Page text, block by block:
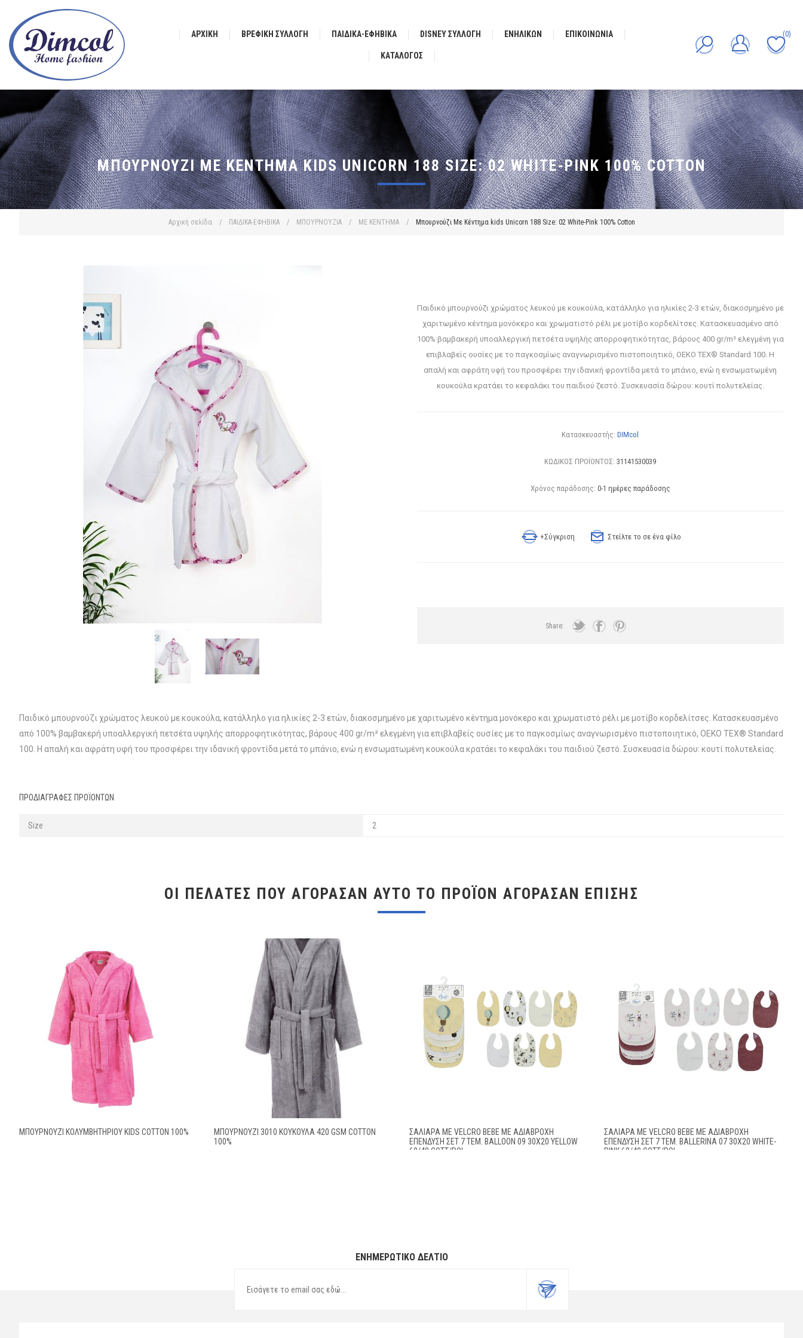
ΑΡΧΙΚΉ ΒΡΕΦΙΚΗ ΣΥΛΛΟΓΗ ΠΑΙΔΙΚΑ-ΕΦΗΒΙΚΑ DISNEY ΣΥΛΛΟΓΗ ΕΝΗΛΙΚΩΝ ΕΠΙΚΟΙΝΩΝΊΑ
ΚΑΤΆΛΟΓΟΣ
(0)
Αρχική σελίδα / ΠΑΙΔΙΚΑ-ΕΦΗΒΙΚΑ / ΜΠΟΥΡΝΟΥΖΙΑ / ΜΕ ΚΕΝΤΗΜΑ / Μπουρνούζι Με Κέντημα kids Unicorn 188 Size: 02 White-Pink 100% Cotton
ΜΠΟΥΡΝΟΎΖΙ ΜΕ ΚΈΝΤΗΜΑ KIDS UNICORN 188 SIZE: 02 WHITE-PINK 100% COTTON
Παιδικό μπουρνούζι χρώματος λευκού με κουκούλα, κατάλληλο για ηλικίες 2-3 ετών, διακοσμημένο με
χαριτωμένο κέντημα μονόκερο και χρωματιστό ρέλι με μοτίβο κορδελίτσες. Κατασκευασμένο από
100% βαμβακερή υποαλλεργική πετσέτα υψηλής απορροφητικότητας, βάρους 400 gr/m² ελεγμένη για
επιβλαβείς ουσίες με το παγκοσμίως αναγνωρισμένο πιστοποιητικό, OEKO TEX® Standard 100. Η
απαλή και αφράτη υφή του προσφέρει την ιδανική φροντίδα μετά το μπάνιο, ενώ η ενσωματωμένη
κουκούλα κρατάει το κεφαλάκι του παιδιού ζεστό. Συσκευασία δώρου: κουτί πολυτελείας.
Κατασκευαστής: DIMcol
ΚΩΔΙΚΟΣ ΠΡΟΪΟΝΤΟΣ: 31141530039
Χρόνος παράδοσης: 0-1 ημέρες παράδοσης
+Σύγκριση Στείλτε το σε ένα φίλο
Share:
Παιδικό μπουρνούζι χρώματος λευκού με κουκούλα, κατάλληλο για ηλικίες 2-3 ετών, διακοσμημένο με χαριτωμένο κέντημα μονόκερο και χρωματιστό ρέλι με μοτίβο κορδελίτσες. Κατασκευασμένο
από 100% βαμβακερή υποαλλεργική πετσέτα υψηλής απορροφητικότητας, βάρους 400 gr/m² ελεγμένη για επιβλαβείς ουσίες με το παγκοσμίως αναγνωρισμένο πιστοποιητικό, OEKO TEX® Standard
100. Η απαλή και αφράτη υφή του προσφέρει την ιδανική φροντίδα μετά το μπάνιο, ενώ η ενσωματωμένη κουκούλα κρατάει το κεφαλάκι του παιδιού ζεστό. Συσκευασία δώρου: κουτί πολυτελείας.
ΠΡΟΔΙΑΓΡΑΦΈΣ ΠΡΟΪΌΝΤΩΝ
Size 2
ΟΙ ΠΕΛΆΤΕΣ ΠΟΥ ΑΓΌΡΑΣΑΝ ΑΥΤΌ ΤΟ ΠΡΟΪΌΝ ΑΓΌΡΑΣΑΝ ΕΠΊΣΗΣ
ΜΠΟΥΡΝΟΥΖΙ ΚΟΛΥΜΒΗΤΗΡΙΟΥ KIDS COTTON 100%
ΜΠΟΥΡΝΟΥΖΙ 3010 ΚΟΥΚΟΥΛΑ 420 GSM COTTON
100%
ΣΑΛΙΆΡΑ ΜΕ VELCRO BEBE ΜΕ ΑΔΙΆΒΡΟΧΗ
ΕΠΈΝΔΥΣΗ ΣΕΤ 7 ΤΕΜ. BALLOON 09 30X20 YELLOW
60/40 COTT/POL
ΣΑΛΙΆΡΑ ΜΕ VELCRO BEBE ΜΕ ΑΔΙΆΒΡΟΧΗ
ΕΠΈΝΔΥΣΗ ΣΕΤ 7 ΤΕΜ. BALLERINA 07 30X20 WHITE-
PINK 60/40 COTT/POL
ΕΝΗΜΕΡΩΤΙΚΌ ΔΕΛΤΊΟ